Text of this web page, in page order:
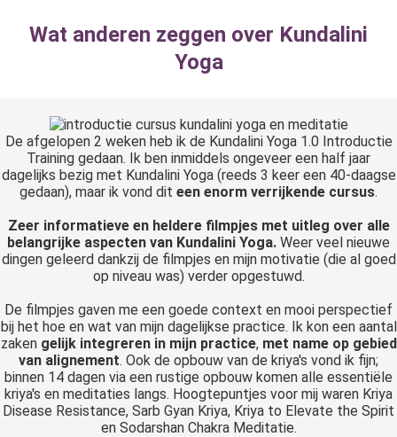
Wat anderen zeggen over Kundalini
Yoga
De afgelopen 2 weken heb ik de Kundalini Yoga 1.0 Introductie
Training gedaan. Ik ben inmiddels ongeveer een half jaar
dagelijks bezig met Kundalini Yoga (reeds 3 keer een 40-daagse
gedaan), maar ik vond dit een enorm verrijkende cursus.
Zeer informatieve en heldere filmpjes met uitleg over alle
belangrijke aspecten van Kundalini Yoga. Weer veel nieuwe
dingen geleerd dankzij de filmpjes en mijn motivatie (die al goed
op niveau was) verder opgestuwd.
De filmpjes gaven me een goede context en mooi perspectief
bij het hoe en wat van mijn dagelijkse practice. Ik kon een aantal
zaken gelijk integreren in mijn practice, met name op gebied
van alignement. Ook de opbouw van de kriya's vond ik fijn;
binnen 14 dagen via een rustige opbouw komen alle essentiële
kriya's en meditaties langs. Hoogtepuntjes voor mij waren Kriya
Disease Resistance, Sarb Gyan Kriya, Kriya to Elevate the Spirit
en Sodarshan Chakra Meditatie.